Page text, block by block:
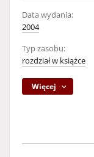
Data wydania:
2004
Typ zasobu:
rozdział w książce
Więcej